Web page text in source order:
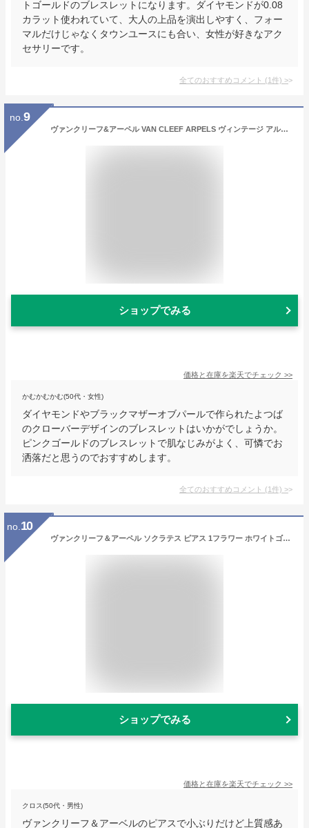
トゴールドのブレスレットになります。ダイヤモンドが0.08
カラット使われていて、大人の上品を演出しやすく、フォー
マルだけじゃなくタウンユースにも合い、女性が好きなアク
セサリーです。
全てのおすすめコメント (1件) >
no. 9
ヴァンクリーフ&アーペル VAN CLEEF ARPELS ヴィンテージ アルハンブラ ブレスレット 5モチーフ VCARP2R100 新品 ジュエリー ブランドジュエリー
ショップでみる
価格と在庫を楽天でチェック >>
かむかむかむ(50代・女性)
ダイヤモンドやブラックマザーオブパールで作られたよつば
のクローバーデザインのブレスレットはいかがでしょうか。
ピンクゴールドのブレスレットで肌なじみがよく、可憐でお
洒落だと思うのでおすすめします。
全てのおすすめコメント (1件) >
no. 10
ヴァンクリーフ＆アーペル ソクラテス ピアス 1フラワー ホワイトゴールド ダイヤモンド VCARG44100 Van Cleef & Arpels 新品ピアス ブランドジュエリー 送料無料
ショップでみる
価格と在庫を楽天でチェック >>
クロス(50代・男性)
ヴァンクリーフ＆アーベルのピアスで小ぶりだけど上質感あ